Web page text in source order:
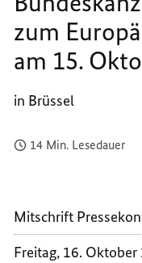
zum
am 15.
in Brüssel
14 Min. Lesedauer
Mitschrift
Freitag, 16. Oktober